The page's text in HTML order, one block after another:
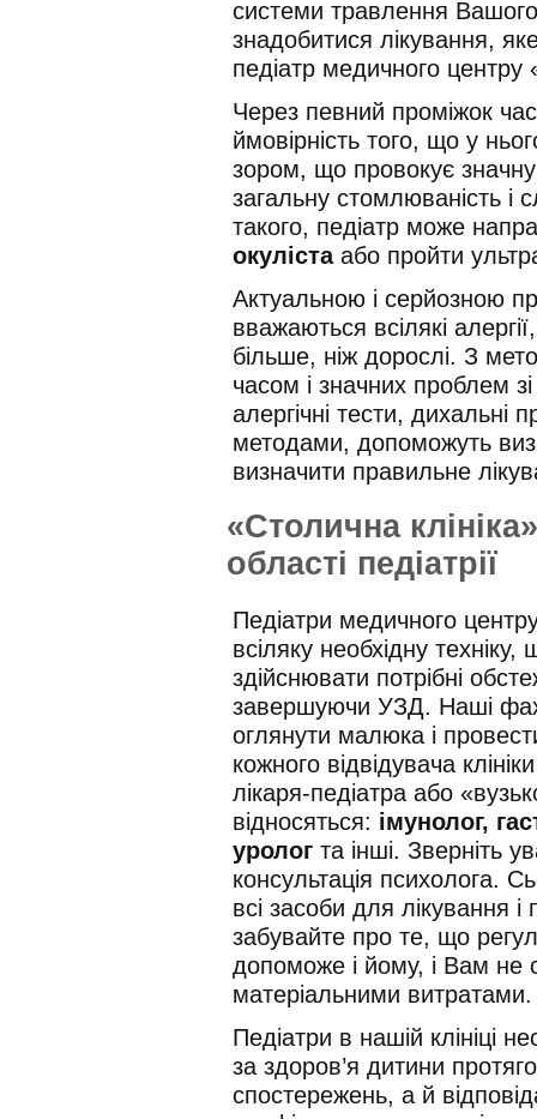
системи травлення
знадобитися лікування,
педіатр медичного центру
Через певний проміжок
ймовірність того, що у
зором, що провокує значну
загальну стомлюваність і
такого, педіатр може
окулістаабо пройти
Актуальною і серйозною
вважаються всілякі
більше, ніж дорослі. З
часом і значних проблем
алергічні тести, дихальні
методами, допоможуть
визначити правильне
«Столична
області педіатрії
Педіатри медичного
всіляку необхідну
здійснювати потрібні
завершуючи УЗД. Наші
оглянути малюка і
кожного відвідувача
лікаря-педіатра або
відносяться: імунолог,
уролог та інші. Зверніть
консультація психолога.
всі засоби для лікування
забувайте про те, що
допоможе і йому, і Вам не
матеріальними витратами.
Педіатри в нашій клініці
за здоров’я дитини
спостережень, а й